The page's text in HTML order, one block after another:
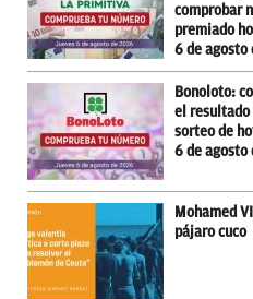
comprobar
premiado
6 de agosto
Bonoloto:
el resultado
sorteo de
6 de agosto
Mohamed
pájaro cuco